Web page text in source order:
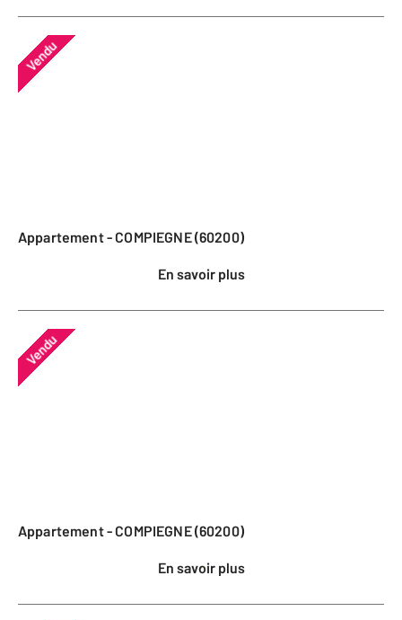
Vendu
Appartement - COMPIEGNE (60200)
En savoir plus
Vendu
Appartement - COMPIEGNE (60200)
En savoir plus